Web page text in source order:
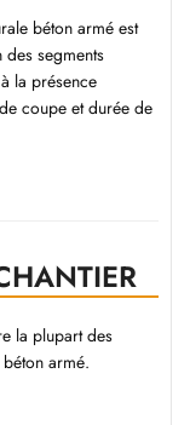
béton armé est
segments
la présence
coupe et durée de
la plupart des
armé.